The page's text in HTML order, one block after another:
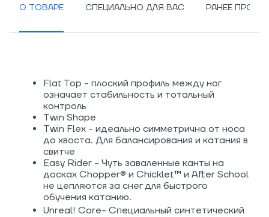
О ТОВАРЕ СПЕЦИАЛЬНО ДЛЯ ВАС РАНЕЕ
Flat Top - плоский профиль между ног
означает стабильность и тотальный
контроль
Twin Shape
Twin Flex - идеально симметрична от носа
до хвоста. Для балансирования и катания в
свитче
Easy Rider - Чуть заваленные канты на
досках Chopper® и Chicklet™ и After School
не цепляются за снег для быстрого
обучения катанию.
Unreal! Core- Специальный синтетический